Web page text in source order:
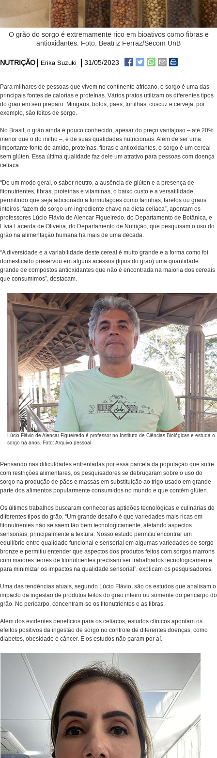
O grão do sorgo é extremamente rico em bioativos como fibras e
antioxidantes. Foto: Beatriz Ferraz/Secom UnB
NUTRIÇÃO Erika Suzuki 31/05/2023
Para milhares de pessoas que vivem no continente africano, o sorgo é uma das
principais fontes de calorias e proteínas. Vários pratos utilizam os diferentes tipos
do grão em seu preparo. Mingaus, bolos, pães, tortilhas, cuscuz e cerveja, por
exemplo, são feitos de sorgo.
No Brasil, o grão ainda é pouco conhecido, apesar do preço vantajoso – até 20%
menor que o do milho –, e de suas qualidades nutricionais. Além de ser uma
importante fonte de amido, proteínas, fibras e antioxidantes, o sorgo é um cereal
sem glúten. Essa última qualidade faz dele um atrativo para pessoas com doença
celíaca.
“De um modo geral, o sabor neutro, a ausência de glúten e a presença de
fitonutrientes, fibras, proteínas e vitaminas, o baixo custo e a versatilidade,
permitindo que seja adicionado a formulações como farinhas, farelos ou grãos
inteiros, fazem do sorgo um ingrediente chave na dieta celíaca”, apontam os
professores Lúcio Flávio de Alencar Figueiredo, do Departamento de Botânica, e
Lívia Lacerda de Oliveira, do Departamento de Nutrição, que pesquisam o uso do
grão na alimentação humana há mais de uma década.
“A diversidade e a variabilidade deste cereal é muito grande e a forma como foi
domesticado preservou em alguns acessos (tipos do grão) uma quantidade
grande de compostos antioxidantes que não é encontrada na maioria dos cereais
que consumimos”, destacam.
Lúcio Flávio de Alencar Figueiredo é professor no Instituto de Ciências Biológicas e estuda o
sorgo há anos. Foto: Arquivo pessoal
Pensando nas dificuldades enfrentadas por essa parcela da população que sofre
com restrições alimentares, os pesquisadores se debruçaram sobre o uso do
sorgo na produção de pães e massas em substituição ao trigo usado em grande
parte dos alimentos popularmente consumidos no mundo e que contêm glúten.
Os últimos trabalhos buscaram conhecer as aptidões tecnológicas e culinárias de
diferentes tipos do grão. “Um grande desafio é que variedades mais ricas em
fitonutrientes não se saem tão bem tecnologicamente, afetando aspectos
sensoriais, principalmente a textura. Nosso estudo permitiu encontrar um
equilíbrio entre qualidade funcional e sensorial em algumas variedades de sorgo
bronze e permitiu entender que aspectos dos produtos feitos com sorgos marrons
com maiores teores de fitonutrientes precisam ser trabalhados tecnologicamente
para minimizar os impactos na qualidade sensorial”, explicam os pesquisadores.
Uma das tendências atuais, segundo Lúcio Flávio, são os estudos que analisam o
impacto da ingestão de produtos feitos do grão inteiro ou somente do pericarpo do
grão. No pericarpo, concentram-se os fitonutrientes e as fibras.
Além dos evidentes benefícios para os celíacos, estudos clínicos apontam os
efeitos positivos da ingestão de sorgo no controle de diferentes doenças, como
diabetes, obesidade e câncer. E os estudos não param por aí.